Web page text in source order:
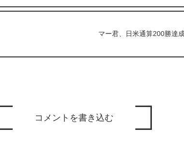
マー君、日米通算200勝達
コメントを書き込む